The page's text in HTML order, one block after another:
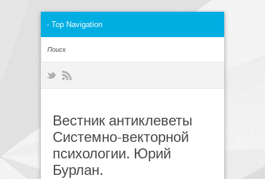
Вестник антиклеветы
Системно-векторной
психологии. Юрий
Бурлан.